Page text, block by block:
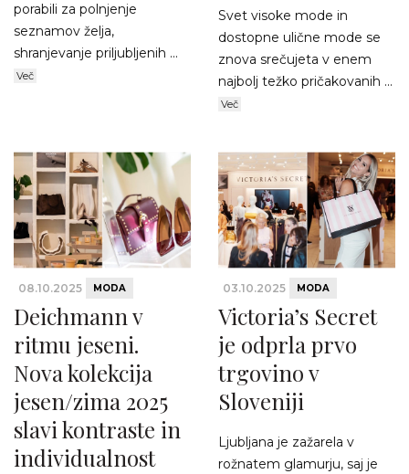
porabili za polnjenje
seznamov želja,
shranjevanje priljubljenih ...
Več
Svet visoke mode in
dostopne ulične mode se
znova srečujeta v enem
najbolj težko pričakovanih ...
Več
08.10.2025 MODA
Deichmann v
ritmu jeseni.
Nova kolekcija
jesen/zima 2025
slavi kontraste in
individualnost
03.10.2025 MODA
Victoria’s Secret
je odprla prvo
trgovino v
Sloveniji
Ljubljana je zažarela v
rožnatem glamurju, saj je